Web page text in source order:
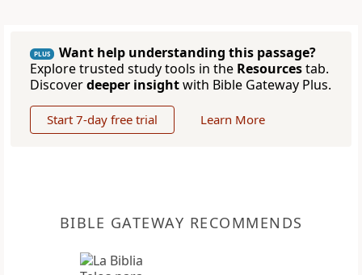
PLUS
Want help understanding this passage?
Explore trusted study tools in the Resourcestab.
Discoverdeeper insightwith Bible Gateway Plus.
Start 7-day free trial Learn More
BIBLE GATEWAY RECOMMENDS